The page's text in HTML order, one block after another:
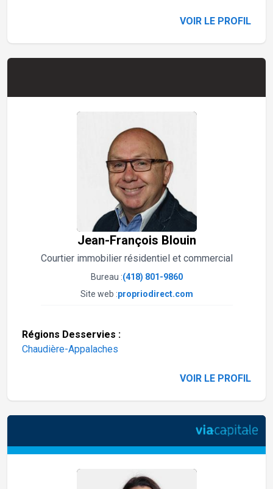
VOIR LE PROFIL
Jean-François Blouin
Courtier immobilier résidentiel et commercial
Bureau :(418) 801-9860
Site web :propriodirect.com
Régions Desservies :
Chaudière-Appalaches
VOIR LE PROFIL